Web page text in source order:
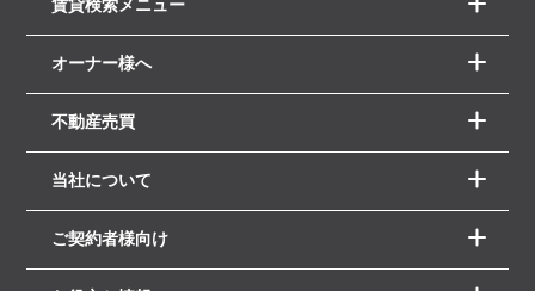
賃貸検索メニュー
オーナー様へ
不動産売買
当社について
ご契約者様向け